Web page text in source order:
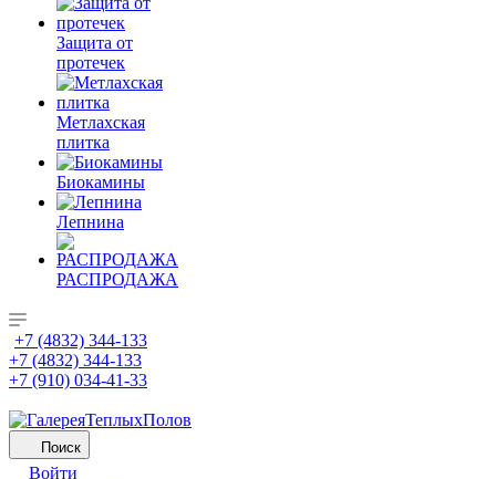
Защита от
протечек
Метлахская
плитка
Биокамины
Лепнина
РАСПРОДАЖА
+7 (4832) 344-133
+7 (4832) 344-133
+7 (910) 034-41-33
Поиск
Войти